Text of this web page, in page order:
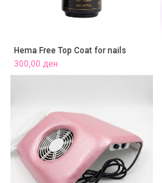
Hema Free Top Coat for nails
300,00 ден